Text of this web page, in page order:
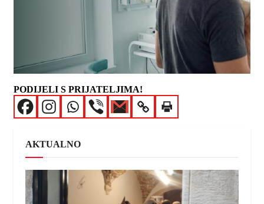
PODIJELI S PRIJATELJIMA!
AKTUALNO